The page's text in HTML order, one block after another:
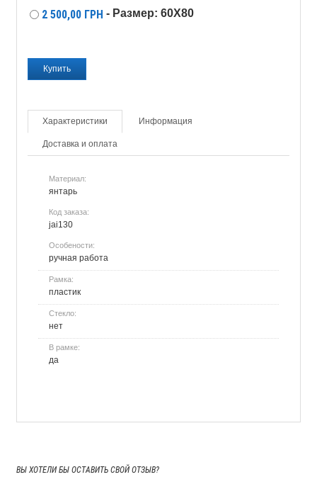
2 500,00 ГРН - Размер: 60X80
Характеристики Информация
Доставка и оплата
Материал:
янтарь
Код заказа:
jai130
Особености:
ручная работа
Рамка:
пластик
Стекло:
нет
В рамке:
да
ВЫ ХОТЕЛИ БЫ ОСТАВИТЬ СВОЙ ОТЗЫВ?